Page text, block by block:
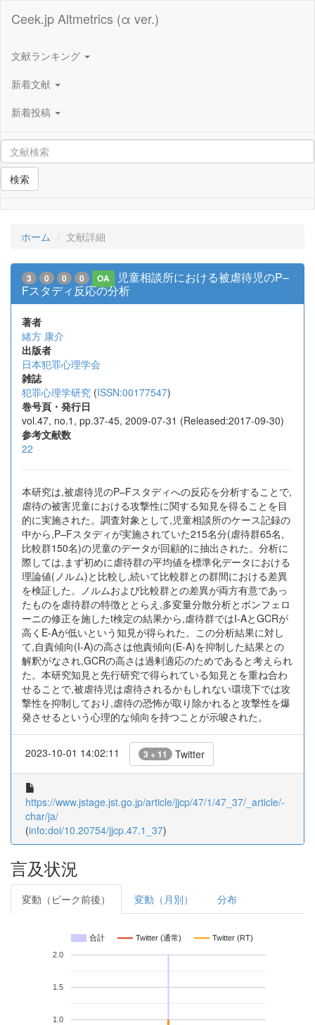
Ceek.jp Altmetrics (α ver.)
文献ランキング
新着文献
新着投稿
検索
ホーム 文献詳細
3 0 0 0 OA
児童相談所における被虐待児のP–
Fスタディ反応の分析
著者
緒方 康介
出版者
日本犯罪心理学会
雑誌
犯罪心理学研究 (ISSN:00177547)
巻号頁・発行日
vol.47, no.1, pp.37-45, 2009-07-31 (Released:2017-09-30)
参考文献数
22
本研究は,被虐待児のP–Fスタディへの反応を分析することで,
虐待の被害児童における攻撃性に関する知見を得ることを目
的に実施された。調査対象として,児童相談所のケース記録の
中から,P–Fスタディが実施されていた215名分(虐待群65名,
比較群150名)の児童のデータが回顧的に抽出された。分析に
際しては,まず初めに虐待群の平均値を標準化データにおける
理論値(ノルム)と比較し,続いて比較群との群間における差異
を検証した。ノルムおよび比較群との差異が両方有意であっ
たものを虐待群の特徴ととらえ,多変量分散分析とボンフェロ
ーニの修正を施したt検定の結果から,虐待群ではI-AとGCRが
高くE-Aが低いという知見が得られた。この分析結果に対し
て,自責傾向(I-A)の高さは他責傾向(E-A)を抑制した結果との
解釈がなされ,GCRの高さは過剰適応のためであると考えられ
た。本研究知見と先行研究で得られている知見とを重ね合わ
せることで,被虐待児は虐待されるかもしれない環境下では攻
撃性を抑制しており,虐待の恐怖が取り除かれると攻撃性を爆
発させるという心理的な傾向を持つことが示唆された。
2023-10-01 14:02:11 3 + 11 Twitter
https://www.jstage.jst.go.jp/article/jjcp/47/1/47_37/_article/-
char/ja/
(info:doi/10.20754/jjcp.47.1_37)
言及状況
変動（ピーク前後） 変動（月別） 分布
合計 Twitter (通常) Twitter (RT)
1.0
1.5
2.0